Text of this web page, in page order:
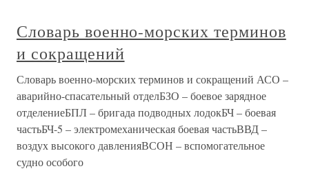
Словарь военно-морских терминов
и сокращений
Словарь военно-морских терминов и сокращений АСО –
аварийно-спасательный отделБЗО – боевое зарядное
отделениеБПЛ – бригада подводных лодокБЧ – боевая
частьБЧ-5 – электромеханическая боевая частьВВД –
воздух высокого давленияВСОН – вспомогательное
судно особого